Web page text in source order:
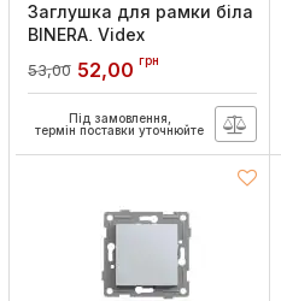
Заглушка для рамки біла
BINERA, Videx
Артикул:VF-BNC-W
53,00 52,00 грн
Під замовлення,
термін поставки уточнюйте